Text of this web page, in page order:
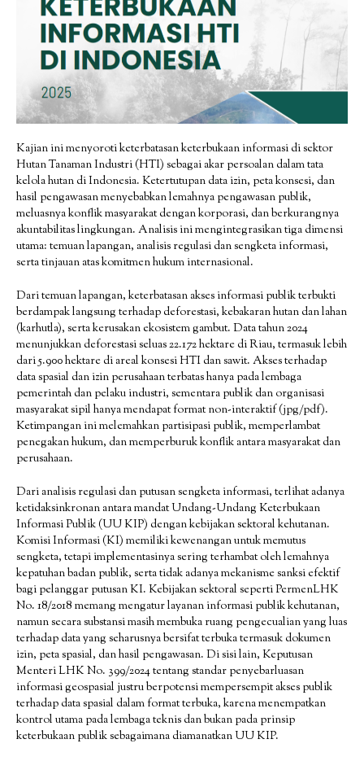
Kajian ini menyoroti keterbatasan keterbukaan informasi di sektor
Hutan Tanaman Industri (HTI) sebagai akar persoalan dalam tata
kelola hutan di Indonesia. Ketertutupan data izin, peta konsesi, dan
hasil pengawasan menyebabkan lemahnya pengawasan publik,
meluasnya konflik masyarakat dengan korporasi, dan berkurangnya
akuntabilitas lingkungan. Analisis ini mengintegrasikan tiga dimensi
utama: temuan lapangan, analisis regulasi dan sengketa informasi,
serta tinjauan atas komitmen hukum internasional.
Dari temuan lapangan, keterbatasan akses informasi publik terbukti
berdampak langsung terhadap deforestasi, kebakaran hutan dan lahan
(karhutla), serta kerusakan ekosistem gambut. Data tahun 2024
menunjukkan deforestasi seluas 22.172 hektare di Riau, termasuk lebih
dari 5.900 hektare di areal konsesi HTI dan sawit. Akses terhadap
data spasial dan izin perusahaan terbatas hanya pada lembaga
pemerintah dan pelaku industri, sementara publik dan organisasi
masyarakat sipil hanya mendapat format non-interaktif (jpg/pdf).
Ketimpangan ini melemahkan partisipasi publik, memperlambat
penegakan hukum, dan memperburuk konflik antara masyarakat dan
perusahaan.
Dari analisis regulasi dan putusan sengketa informasi, terlihat adanya
ketidaksinkronan antara mandat Undang-Undang Keterbukaan
Informasi Publik (UU KIP) dengan kebijakan sektoral kehutanan.
Komisi Informasi (KI) memiliki kewenangan untuk memutus
sengketa, tetapi implementasinya sering terhambat oleh lemahnya
kepatuhan badan publik, serta tidak adanya mekanisme sanksi efektif
bagi pelanggar putusan KI. Kebijakan sektoral seperti PermenLHK
No. 18/2018 memang mengatur layanan informasi publik kehutanan,
namun secara substansi masih membuka ruang pengecualian yang luas
terhadap data yang seharusnya bersifat terbuka termasuk dokumen
izin, peta spasial, dan hasil pengawasan. Di sisi lain, Keputusan
Menteri LHK No. 399/2024 tentang standar penyebarluasan
informasi geospasial justru berpotensi mempersempit akses publik
terhadap data spasial dalam format terbuka, karena menempatkan
kontrol utama pada lembaga teknis dan bukan pada prinsip
keterbukaan publik sebagaimana diamanatkan UU KIP.